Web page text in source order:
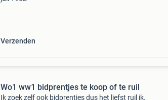
Verzenden
Wo1 ww1 bidprentjes te koop of te ruil
Ik zoek zelf ook bidprentjes dus het liefst ruil ik.